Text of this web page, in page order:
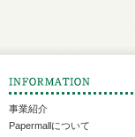
事業紹介
Papermallについて